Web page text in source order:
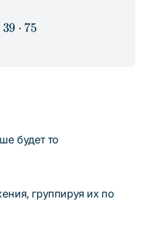
104 > 85 \cdot 104 >
39 ⋅ 75
будет то
группируя их по